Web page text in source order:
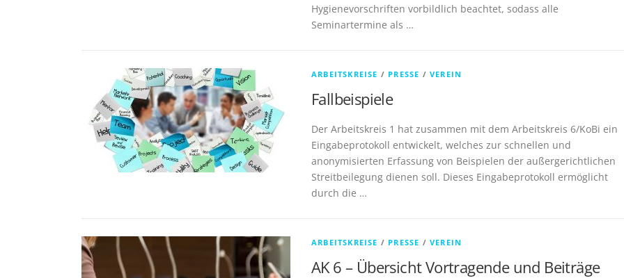
Hygienevorschriften vorbildlich beachtet, sodass alle
Seminartermine als …
ARBEITSKREISE / PRESSE /VEREIN
Fallbeispiele
Der Arbeitskreis 1 hat zusammen mit dem Arbeitskreis 6/KoBi ein
Eingabeprotokoll entwickelt, welches zur schnellen und
anonymisierten Erfassung von Beispielen der außergerichtlichen
Streitbeilegung dienen soll. Dieses Eingabeprotokoll ermöglicht
durch die …
ARBEITSKREISE / PRESSE /VEREIN
AK 6 – Übersicht Vortragende und Beiträge